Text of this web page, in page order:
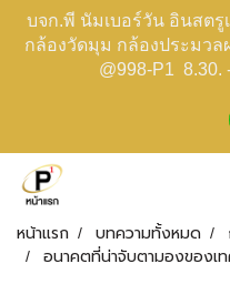
บจก.พี นัมเบอร์วัน อินสตรู
กล้องวัดมุม กล้องประมว
@998-P1 8.30.
หน้าแรก บทความทั้งหมด
อนาคตที่น่าจับตามองของเ